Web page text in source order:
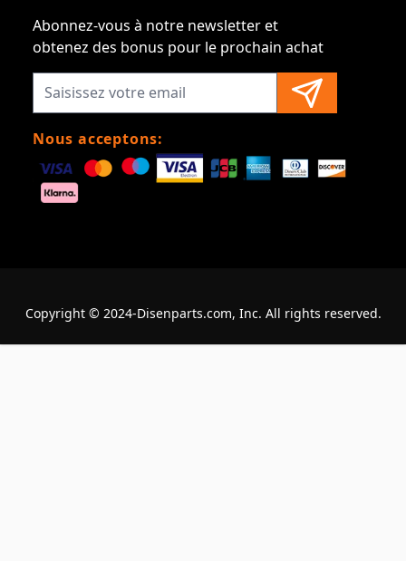
Abonnez-vous à notre newsletter et
obtenez des bonus pour le prochain achat
Nous acceptons:
Copyright © 2024-Disenparts.com, Inc. All rights reserved.